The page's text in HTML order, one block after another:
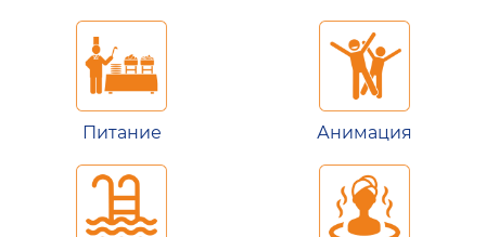
Питание Анимация